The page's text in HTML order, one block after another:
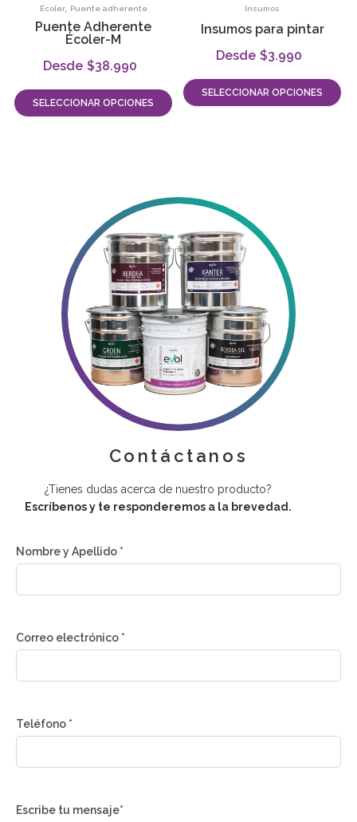
Écoler, Puente adherente
Puente Adherente
Écoler-M
$38.990
SELECCIONAR OPCIONES
Insumos
Insumos para pintar
$3.990
SELECCIONAR OPCIONES
Contáctanos
¿Tienes dudas acerca de nuestro producto?
Escríbenos y te responderemos a la brevedad.
Nombre y Apellido *
Correo electrónico *
Teléfono *
Escribe tu mensaje*